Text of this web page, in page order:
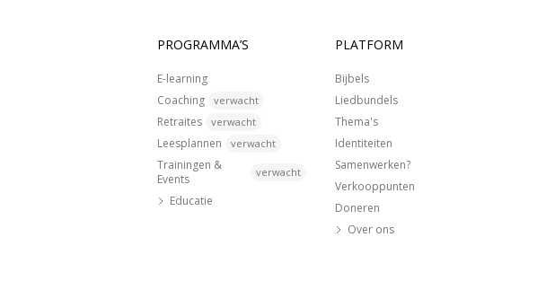
PROGRAMMA’S
E-learning
Coaching
verwacht
Retraites verwacht
Leesplannen verwacht
Trainingen &
Events
verwacht
Educatie
PLATFORM
Bijbels
Liedbundels
Thema's
Identiteiten
Samenwerken?
Verkooppunten
Doneren
Over ons